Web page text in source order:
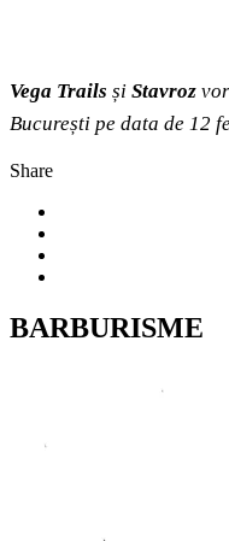
Vega Trails și Stavroz
București pe data de 12
Share
BARBURISME